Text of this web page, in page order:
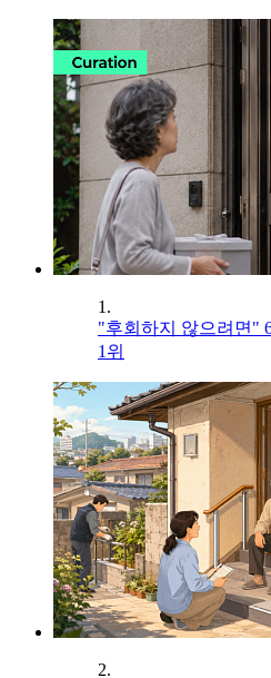
1.
"후회하지 않으려면"
1위
2.